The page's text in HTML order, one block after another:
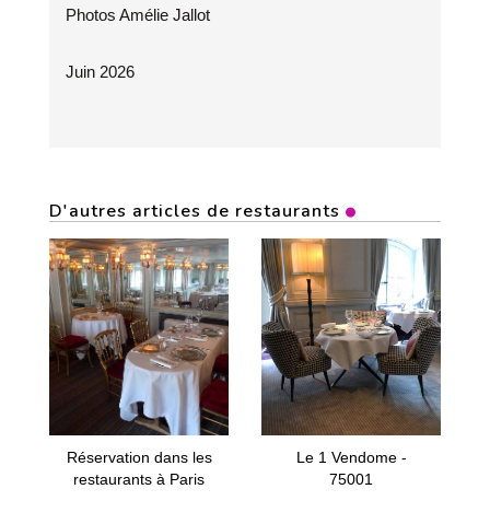
Photos Amélie Jallot
Juin 2026
D'autres articles de restaurants
Réservation dans les
restaurants à Paris
Le 1 Vendome -
75001